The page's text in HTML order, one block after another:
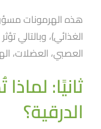
هذه الهرمونات
الغذائي)، وبالتالي
العصبي، العضلات،
ثانيًا:
الدرقية؟